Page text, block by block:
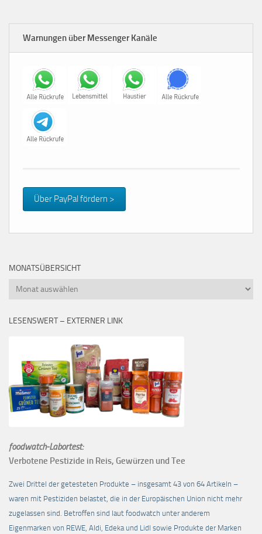
Warnungen über Messenger Kanäle
Über PayPal fördern >
MONATSÜBERSICHT
Monatsübersicht
LESENSWERT – EXTERNER LINK
foodwatch-Labortest:
Verbotene Pestizide in Reis, Gewürzen und Tee
Zwei Drittel der getesteten Produkte – insgesamt 43 von 64 Artikeln –
waren mit Pestiziden belastet, die in der Europäischen Union nicht mehr
zugelassen sind. Betroffen sind laut foodwatch unter anderem
Eigenmarken von REWE, Aldi, Edeka und Lidl sowie Produkte der Marken